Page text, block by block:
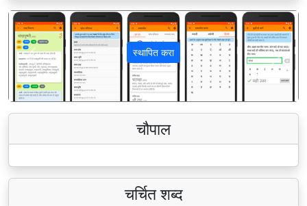
स्थापित करा
पिछला अगला
चौपाल
चर्चित शब्द